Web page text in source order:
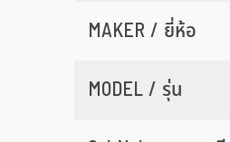
MAKER / ยี่ห้อ
MODEL / รุ่น